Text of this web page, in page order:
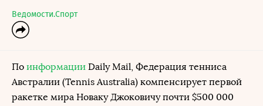
Ведомости.Спорт
По информации Daily Mail, Федерация тенниса
Австралии (Tennis Australia) компенсирует первой
ракетке мира Новаку Джоковичу почти $500 000